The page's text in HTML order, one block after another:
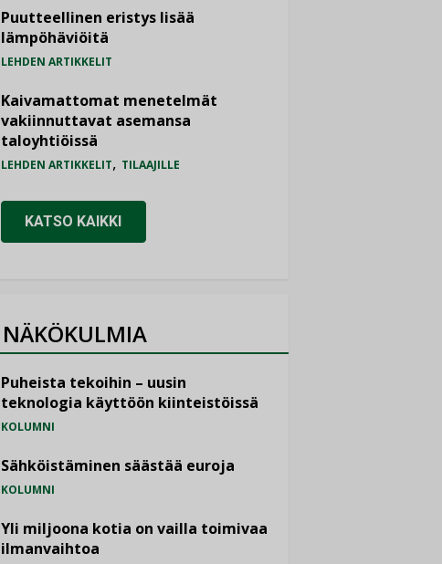
Puutteellinen eristys lisää
lämpöhäviöitä
LEHDEN ARTIKKELIT
Kaivamattomat menetelmät
vakiinnuttavat asemansa
taloyhtiöissä
LEHDEN ARTIKKELIT, TILAAJILLE
KATSO KAIKKI
NÄKÖKULMIA
Puheista tekoihin – uusin
teknologia käyttöön kiinteistöissä
KOLUMNI
Sähköistäminen säästää euroja
KOLUMNI
Yli miljoona kotia on vailla toimivaa
ilmanvaihtoa